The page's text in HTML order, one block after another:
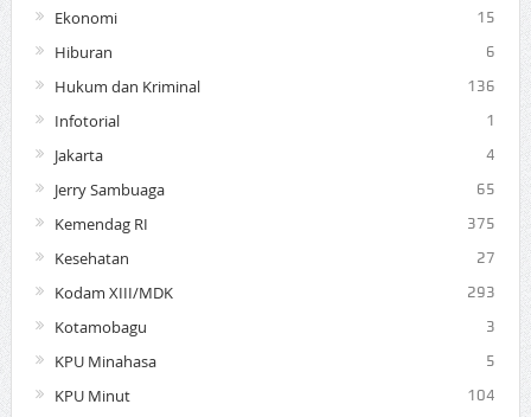
Ekonomi 15
Hiburan 6
Hukum dan Kriminal 136
Infotorial 1
Jakarta 4
Jerry Sambuaga 65
Kemendag RI 375
Kesehatan 27
Kodam XIII/MDK 293
Kotamobagu 3
KPU Minahasa 5
KPU Minut 104